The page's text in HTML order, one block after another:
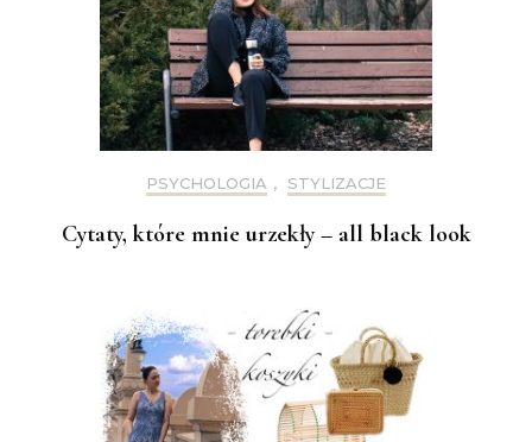
PSYCHOLOGIA , STYLIZACJE
Cytaty, które mnie urzekły – all black look